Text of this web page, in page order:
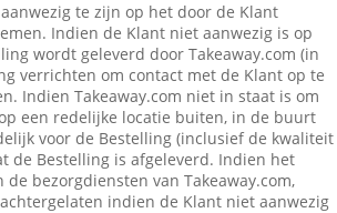
te zijn op het door de Klant
Indien de Klant niet aanwezig is op
wordt geleverd door Takeaway.com (in
verrichten om contact met de Klant op te
Indien Takeaway.com niet in staat is om
een redelijke locatie buiten, in de buurt
voor de Bestelling (inclusief de kwaliteit
de Bestelling is afgeleverd. Indien het
bezorgdiensten van Takeaway.com,
indien de Klant niet aanwezig